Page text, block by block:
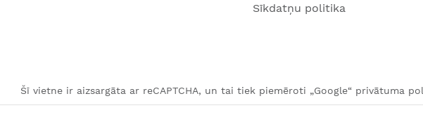
Sīkdatņu politika
Šī vietne ir aizsargāta ar reCAPTCHA, un tai tiek piemēroti „Google“ privātuma